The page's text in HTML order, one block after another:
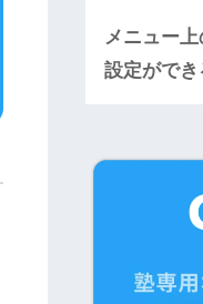
メニュー
設定がで